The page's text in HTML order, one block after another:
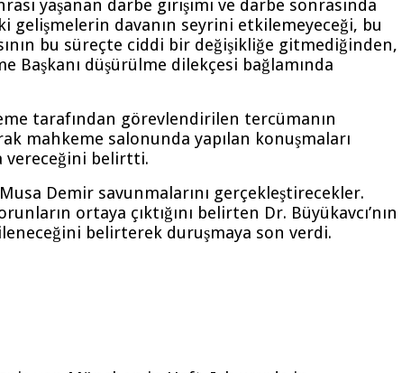
yaşanan darbe girişimi ve darbe sonrasında
gelişmelerin davanın seyrini etkilemeyeceği, bu
bu süreçte ciddi bir değişikliğe gitmediğinden,
düşürülme dilekçesi bağlamında
tarafından görevlendirilen tercümanın
mahkeme salonunda yapılan konuşmaları
vereceğini belirtti.
Demir savunmalarını gerçekleştirecekler.
ortaya çıktığını belirten Dr. Büyükavcı’nın
belirterek duruşmaya son verdi.